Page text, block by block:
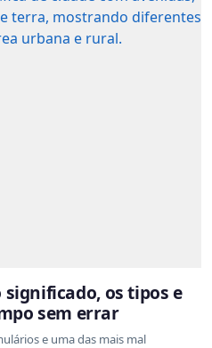
os tipos e
sem errar
e uma das mais mal